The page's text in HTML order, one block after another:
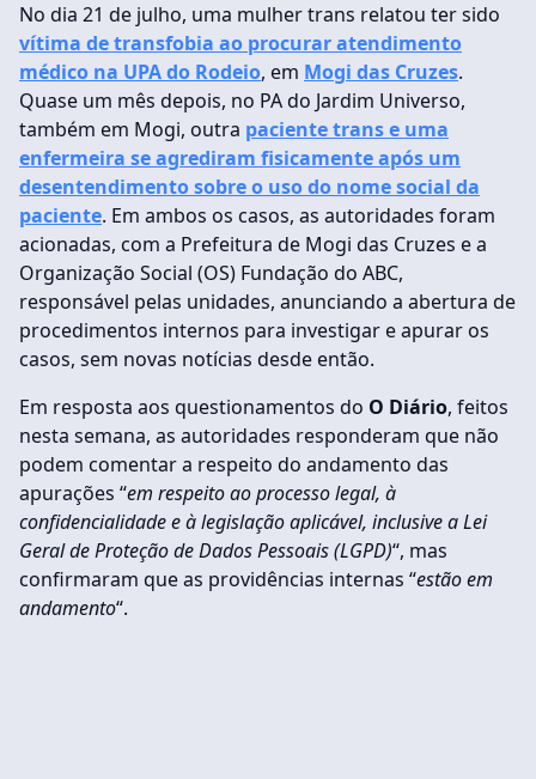
No dia 21 de julho, uma mulher trans relatou ter sido
vítima de transfobia ao procurar atendimento
médico na UPA do Rodeio, em Mogi das Cruzes.
Quase um mês depois, no PA do Jardim Universo,
também em Mogi, outra paciente trans e uma
enfermeira se agrediram fisicamente após um
desentendimento sobre o uso do nome social da
paciente. Em ambos os casos, as autoridades foram
acionadas, com a Prefeitura de Mogi das Cruzes e a
Organização Social (OS) Fundação do ABC,
responsável pelas unidades, anunciando a abertura de
procedimentos internos para investigar e apurar os
casos, sem novas notícias desde então.
Em resposta aos questionamentos do O Diário, feitos
nesta semana, as autoridades responderam que não
podem comentar a respeito do andamento das
apurações “em respeito ao processo legal, à
confidencialidade e à legislação aplicável, inclusive a Lei
Geral de Proteção de Dados Pessoais (LGPD)“, mas
confirmaram que as providências internas “estão em
andamento“.